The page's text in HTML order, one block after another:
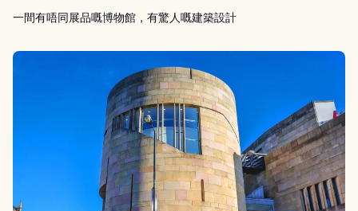
一間有唔同展品嘅博物館，有驚人嘅建築設計